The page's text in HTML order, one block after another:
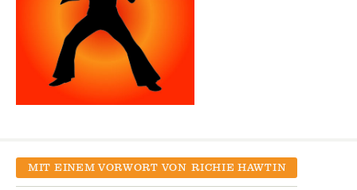
MIT EINEM VORWORT VONRICHIE HAWTIN